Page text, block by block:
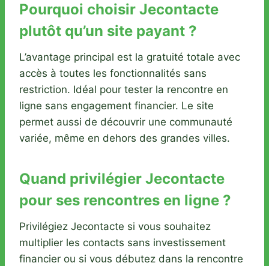
Pourquoi choisir Jecontacte
plutôt qu’un site payant ?
L’avantage principal est la gratuité totale avec
accès à toutes les fonctionnalités sans
restriction. Idéal pour tester la rencontre en
ligne sans engagement financier. Le site
permet aussi de découvrir une communauté
variée, même en dehors des grandes villes.
Quand privilégier Jecontacte
pour ses rencontres en ligne ?
Privilégiez Jecontacte si vous souhaitez
multiplier les contacts sans investissement
financier ou si vous débutez dans la rencontre